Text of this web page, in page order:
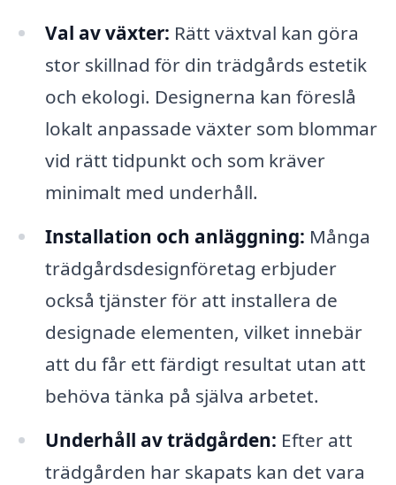
Val av växter: Rätt växtval kan göra
stor skillnad för din trädgårds estetik
och ekologi. Designerna kan föreslå
lokalt anpassade växter som blommar
vid rätt tidpunkt och som kräver
minimalt med underhåll.
Installation och anläggning: Många
trädgårdsdesignföretag erbjuder
också tjänster för att installera de
designade elementen, vilket innebär
att du får ett färdigt resultat utan att
behöva tänka på själva arbetet.
Underhåll av trädgården: Efter att
trädgården har skapats kan det vara